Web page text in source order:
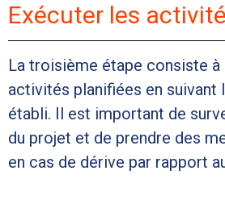
Exécuter les
La troisième étape consiste
activités planifiées en suivant
établi. Il est important de
du projet et de prendre des
en cas de dérive par rapport